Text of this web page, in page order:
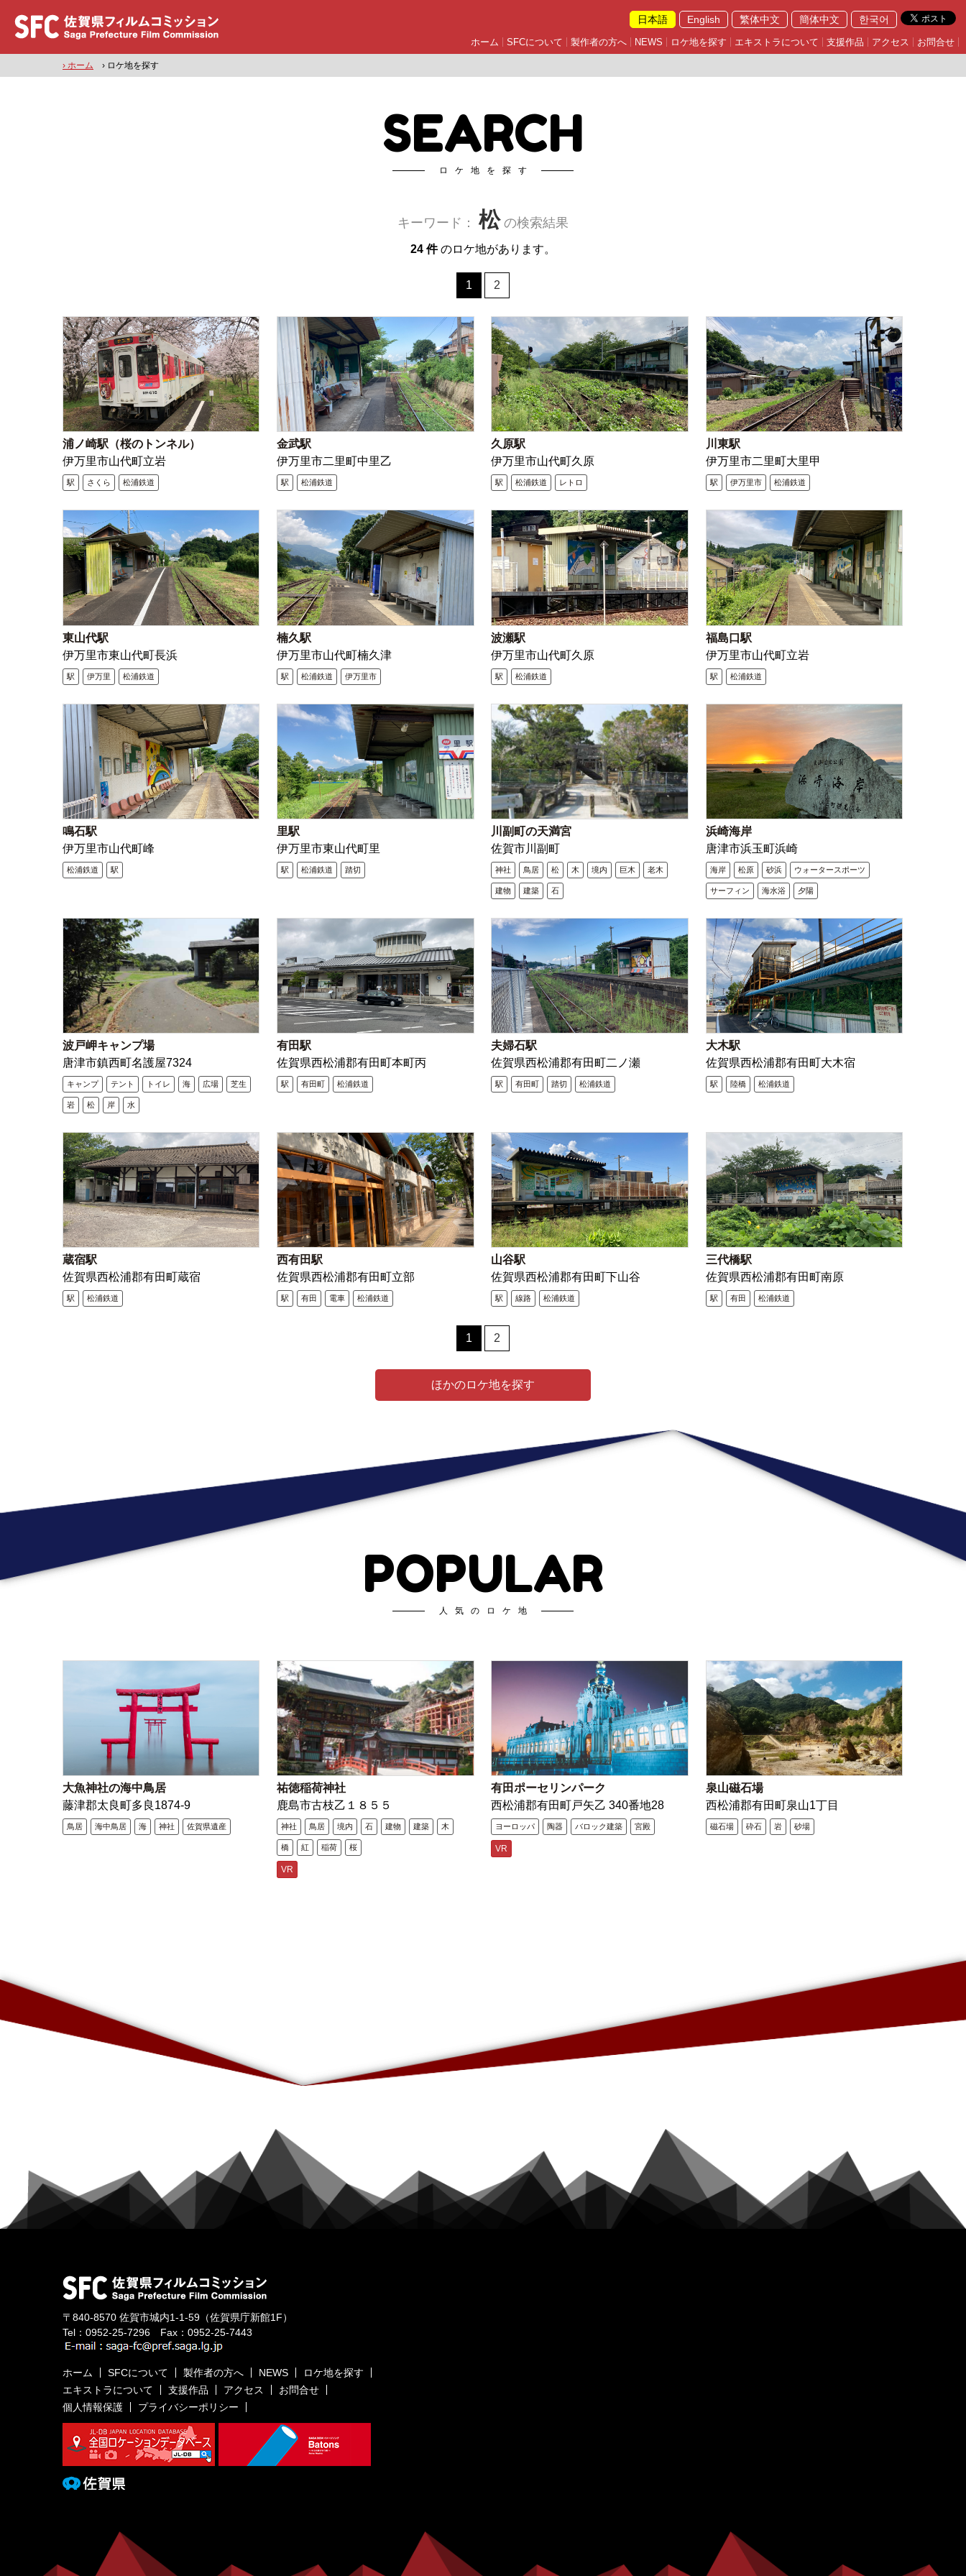
日本語 English 繁体中文 簡体中文 한국어
ホーム SFCについて 製作者の方へ NEWS ロケ地を探す エキストラについて 支援作品 アクセス お問合せ
› ホーム › ロケ地を探す
SEARCH
ロケ地を探す
キーワード： 松の検索結果
24 件のロケ地があります。
1 2
浦ノ崎駅（桜のトンネル）
伊万里市山代町立岩
駅 さくら 松浦鉄道
金武駅
伊万里市二里町中里乙
駅 松浦鉄道
久原駅
伊万里市山代町久原
駅 松浦鉄道 レトロ
川東駅
伊万里市二里町大里甲
駅 伊万里市 松浦鉄道
東山代駅
伊万里市東山代町長浜
駅 伊万里 松浦鉄道
楠久駅
伊万里市山代町楠久津
駅 松浦鉄道 伊万里市
波瀬駅
伊万里市山代町久原
駅 松浦鉄道
福島口駅
伊万里市山代町立岩
駅 松浦鉄道
鳴石駅
伊万里市山代町峰
松浦鉄道 駅
里駅
伊万里市東山代町里
駅 松浦鉄道 踏切
川副町の天満宮
佐賀市川副町
神社 鳥居 松 木 境内 巨木 老木
建物 建築 石
浜崎海岸
唐津市浜玉町浜崎
海岸 松原 砂浜 ウォータースポーツ
サーフィン 海水浴 夕陽
波戸岬キャンプ場
唐津市鎮西町名護屋7324
キャンプ テント トイレ 海 広場 芝生
岩 松 岸 水
有田駅
佐賀県西松浦郡有田町本町丙
駅 有田町 松浦鉄道
夫婦石駅
佐賀県西松浦郡有田町二ノ瀬
駅 有田町 踏切 松浦鉄道
大木駅
佐賀県西松浦郡有田町大木宿
駅 陸橋 松浦鉄道
蔵宿駅
佐賀県西松浦郡有田町蔵宿
駅 松浦鉄道
西有田駅
佐賀県西松浦郡有田町立部
駅 有田 電車 松浦鉄道
山谷駅
佐賀県西松浦郡有田町下山谷
駅 線路 松浦鉄道
三代橋駅
佐賀県西松浦郡有田町南原
駅 有田 松浦鉄道
1 2
ほかのロケ地を探す
POPULAR
人気のロケ地
大魚神社の海中鳥居
藤津郡太良町多良1874-9
鳥居 海中鳥居 海 神社 佐賀県遺産
祐徳稲荷神社
鹿島市古枝乙１８５５
神社 鳥居 境内 石 建物 建築 木
橋 紅 稲荷 桜
VR
有田ポーセリンパーク
西松浦郡有田町戸矢乙 340番地28
ヨーロッパ 陶器 バロック建築 宮殿
VR
泉山磁石場
西松浦郡有田町泉山1丁目
磁石場 砕石 岩 砂場
〒840-8570 佐賀市城内1-1-59 （佐賀県庁新館1F）
Tel： 0952-25-7296 Fax：0952-25-7443
ホーム SFCについて 製作者の方へ NEWS
ロケ地を探す
エキストラについて
支援作品 アクセス
お問合せ
個人情報保護
プライバシーポリシー